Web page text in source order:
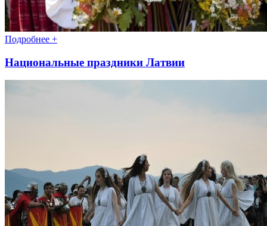
Подробнее +
Национальные праздники Латвии